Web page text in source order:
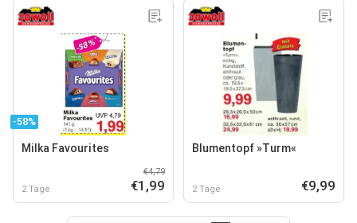
-58%
Milka Favourites
2 Tage
€4,79
€1,99
Blumentopf »Turm«
2 Tage €9,99